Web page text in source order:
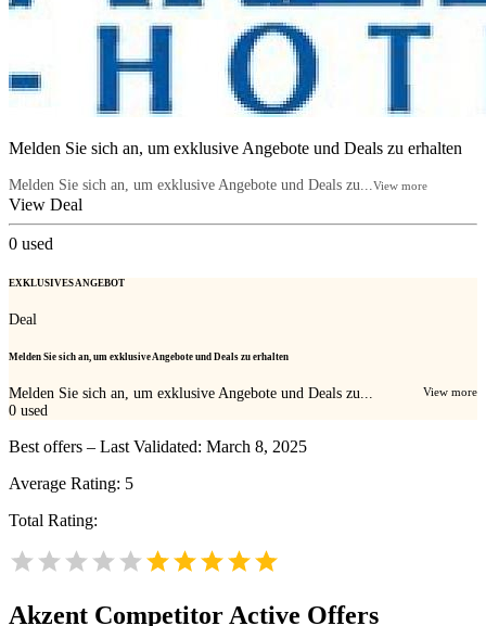
Melden Sie sich an, um exklusive Angebote und Deals zu erhalten
Melden Sie sich an, um exklusive Angebote und Deals zu...View more
View Deal
0 used
EXKLUSIVES ANGEBOT
Deal
Melden Sie sich an, um exklusive Angebote und Deals zu erhalten
Melden Sie sich an, um exklusive Angebote und Deals zu... View more
0 used
Best offers – Last Validated: March 8, 2025
Average Rating: 5
Total Rating:
Akzent Competitor Active Offers